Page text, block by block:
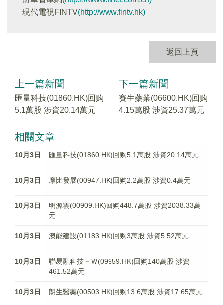
現代電視FINTV(http://www.fintv.hk)
返回上頁
上一篇新聞
匯量科技(01860.HK)回购
5.1萬股 涉資20.14萬元
下一篇新聞
賽生藥業(06600.HK)回购
4.15萬股 涉資25.37萬元
相關文章
10月3日 匯量科技(01860.HK)回购5.1萬股 涉資20.14萬元
10月3日 摩比發展(00947.HK)回购2.2萬股 涉資0.4萬元
10月3日
明源雲(00909.HK)回购448.7萬股 涉資2038.33萬
元
10月3日 澳能建設(01183.HK)回购3萬股 涉資5.52萬元
10月3日
聯易融科技－Ｗ(09959.HK)回购140萬股 涉資
461.52萬元
10月3日 朗生醫藥(00503.HK)回购13.6萬股 涉資17.65萬元